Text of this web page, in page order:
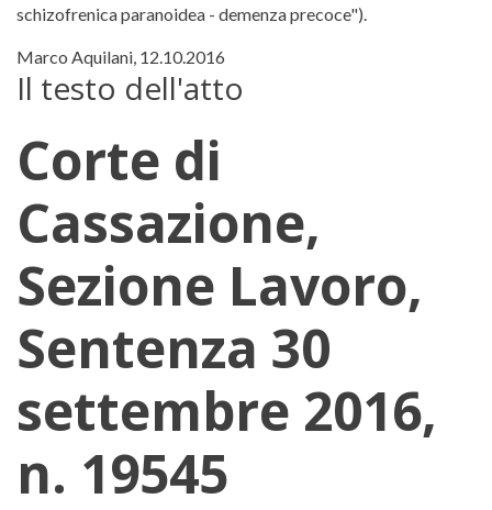
schizofrenica paranoidea - demenza precoce").
Marco Aquilani, 12.10.2016
Il testo dell'atto
Corte di
Cassazione,
Sezione Lavoro,
Sentenza 30
settembre 2016,
n. 19545